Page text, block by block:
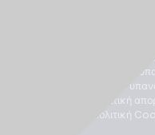
ΝΟΜΙΚΈΣ
Στοιχεία
Όροι και
Δικαίωμα
Έντυπο
Πολιτική
Πολιτική